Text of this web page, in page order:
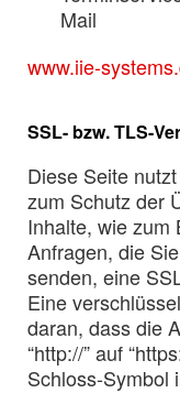
Mail
www.iie-
SSL- bzw. TLS-
Diese Seite
zum Schutz der
Inhalte, wie zum
Anfragen, die
senden, eine
Eine
daran, dass die
“http://” auf
Schloss-Symbol